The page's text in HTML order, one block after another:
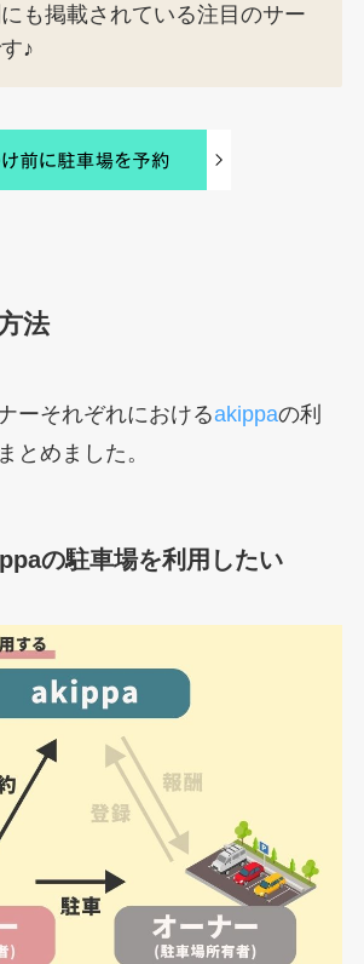
も掲載されている注目のサー
♪
法
ーそれぞれにおけるakippaの利
とめました。
の駐車場を利用したい